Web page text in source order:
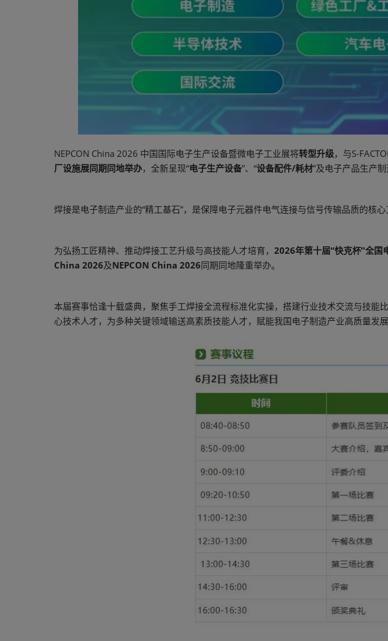
NEPCON China 2026 中国国际电子生产设备暨微电子工业展将转型升级，与S-
厂设施展同期同地举办，全新呈现“电子生产设备”、“设备配件/耗材”及电子产品生产
焊接是电子制造产业的“精工基石”，是保障电子元器件电气连接与信号传输品质的核
为弘扬工匠精神、推动焊接工艺升级与高技能人才培育， 2026年第十届“快克杯”全国
China 2026及NEPCON China 2026同期同地隆重举办。
本届赛事恰逢十载盛典，聚焦手工焊接全流程标准化实操，搭建行业技术交流与技
心技术人才，为多种关键领域输送高素质技能人才，赋能我国电子制造产业高质量发展